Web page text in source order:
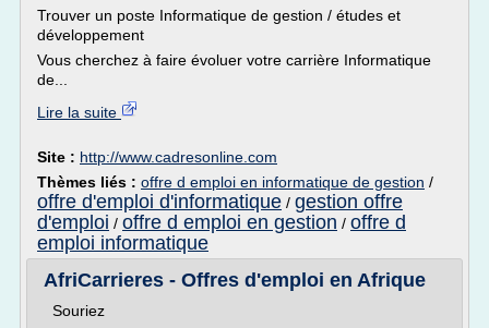
Trouver un poste Informatique de gestion / études et
développement
Vous cherchez à faire évoluer votre carrière Informatique
de...
Lire la suite
Site : http://www.cadresonline.com
Thèmes liés : offre d emploi en informatique de gestion /
offre d'emploi d'informatique / gestion offre
d'emploi / offre d emploi en gestion / offre d
emploi informatique
AfriCarrieres - Offres d'emploi en Afrique
Souriez